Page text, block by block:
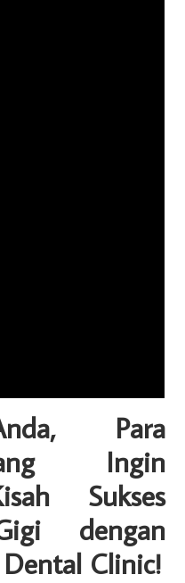
Para
Ingin
Sukses
dengan
Clinic!